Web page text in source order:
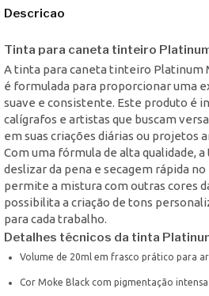
Descricao
Tinta para caneta tinteiro
A tinta para caneta tinteiro Platinum
é formulada para proporcionar uma
suave e consistente. Este produto é
calígrafos e artistas que buscam
em suas criações diárias ou projetos
Com uma fórmula de alta qualidade,
deslizar da pena e secagem rápida
permite a mistura com outras cores
possibilita a criação de tons
para cada trabalho.
Detalhes técnicos da tinta
Volume de 20ml em frasco prático para
Cor Moke Black com pigmentação